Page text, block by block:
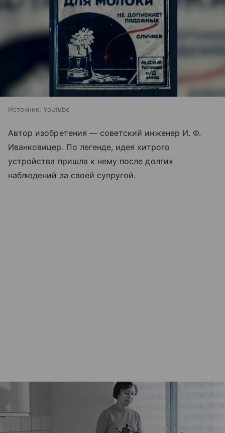
Источник: Youtube
Автор изобретения — советский инженер И. Ф.
Иванковицер. По легенде, идея хитрого
устройства пришла к нему после долгих
наблюдений за своей супругой.